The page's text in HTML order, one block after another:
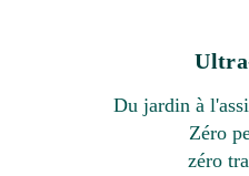
Du jardin à
Zéro
zéro